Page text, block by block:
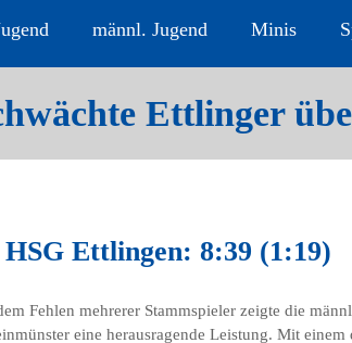
männl. Jugend Minis
Ettlinger
Ettlingen: 8:39 (1:19)
Fehlen mehrerer Stammspieler zeigte die
eine herausragende Leistung. Mit